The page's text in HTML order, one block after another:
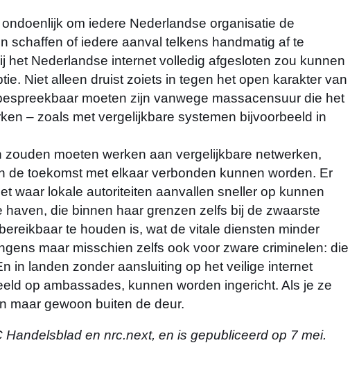
om iedere Nederlandse organisatie de
schaffen of iedere aanval telkens handmatig af te
het Nederlandse internet volledig afgesloten zou kunnen
Niet alleen druist zoiets in tegen het open karakter van
moeten zijn vanwege massacensuur die het
– zoals met vergelijkbare systemen bijvoorbeeld in
moeten werken aan vergelijkbare netwerken,
de toekomst met elkaar verbonden kunnen worden. Er
waar lokale autoriteiten aanvallen sneller op kunnen
die binnen haar grenzen zelfs bij de zwaarste
te houden is, wat de vitale diensten minder
maar misschien zelfs ook voor zware criminelen: die
in landen zonder aansluiting op het veilige internet
op ambassades, kunnen worden ingericht. Als je ze
maar gewoon buiten de deur.
en nrc.next, en is gepubliceerd op 7 mei.